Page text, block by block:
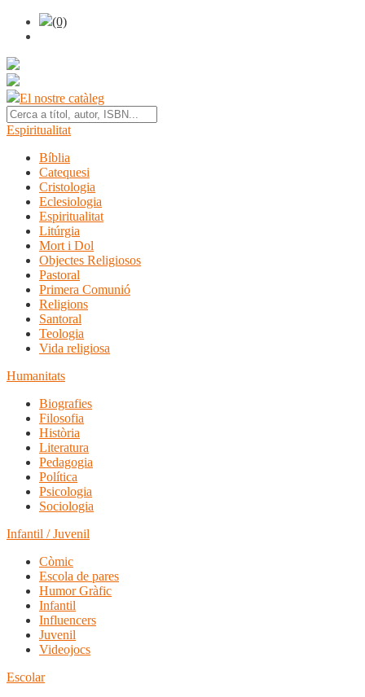
(0)
El nostre catàleg
Espiritualitat
Bíblia
Catequesi
Cristologia
Eclesiologia
Espiritualitat
Litúrgia
Mort i Dol
Objectes Religiosos
Pastoral
Primera Comunió
Religions
Santoral
Teologia
Vida religiosa
Humanitats
Biografies
Filosofia
Història
Literatura
Pedagogia
Política
Psicologia
Sociologia
Infantil / Juvenil
Còmic
Escola de pares
Humor Gràfic
Infantil
Influencers
Juvenil
Videojocs
Escolar